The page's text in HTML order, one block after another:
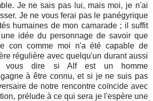
Je ne sais pas lui, mais moi, je n'ai
Je ne vous ferai pas le panégyrique
humaines de mon camarade ; il suffit
idée du personnage de savoir que
con comme moi n'a été capable de
régulière avec quelqu'un durant aussi
vous dire si Alf est un homme
à être connu, et si je ne suis pas
de notre rencontre coïncide avec
prélude à ce qui sera je l'espère une